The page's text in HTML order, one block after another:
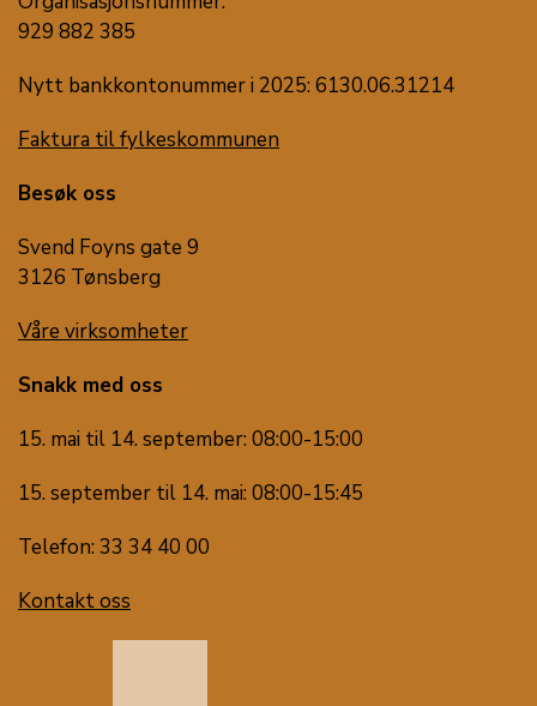
929 882 385
Nytt bankkontonummer i 2025: 6130.06.31214
Faktura til fylkeskommunen
Besøk oss
Svend Foyns gate 9
3126 Tønsberg
Våre virksomheter
Snakk med oss
15. mai til 14. september: 08:00-15:00
15. september til 14. mai: 08:00-15:45
Telefon: 33 34 40 00
Kontakt oss